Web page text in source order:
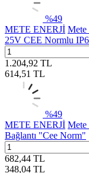
%49
METE ENERJİ Mete
25V CEE Normlu
1.204,92 TL
614,51 TL
%49
METE ENERJİ Mete
Bağlantı "Cee Norm"
682,44 TL
348,04 TL